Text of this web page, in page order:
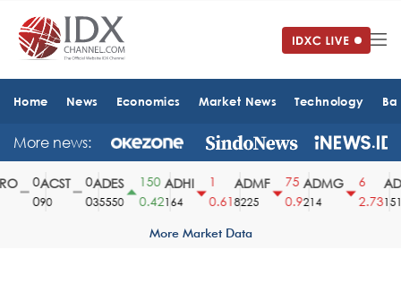
Home News Economics Market News Technology
More news:
ACST
90
ADES
35550
150
0.42
ADHI
164
0.61
ADMF
8225
75
0.9
ADMG
214
2.731510
More Market Data